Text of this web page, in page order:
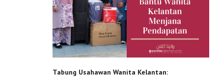
Tabung Usahawan Wanita Kelantan: